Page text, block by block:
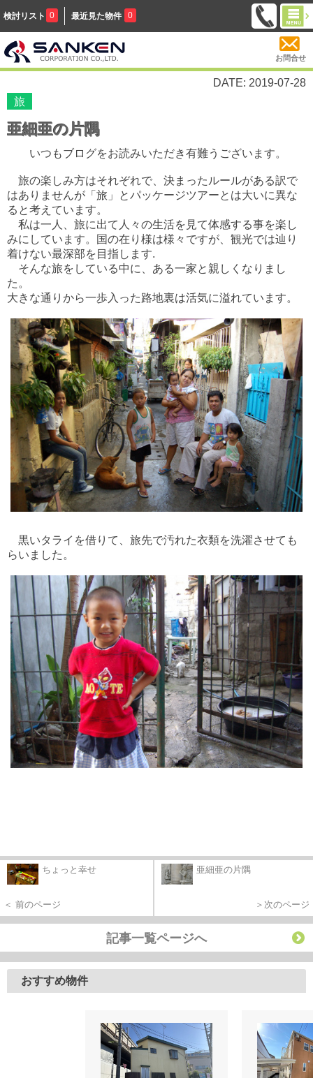
検討リスト 0 最近見た物件 0
お問合せ
DATE: 2019-07-28
旅
亜細亜の片隅
いつもブログをお読みいただき有難うございます。
旅の楽しみ方はそれぞれで、決まったルールがある訳で
はありませんが「旅」とパッケージツアーとは大いに異な
ると考えています。
私は一人、旅に出て人々の生活を見て体感する事を楽し
みにしています。国の在り様は様々ですが、観光では辿り
着けない最深部を目指します.
そんな旅をしている中に、ある一家と親しくなりまし
た。
大きな通りから一歩入った路地裏は活気に溢れています。
黒いタライを借りて、旅先で汚れた衣類を洗濯させても
らいま した。
ちょっと幸せ
＜ 前のページ
亜細亜の片隅
＞次のページ
記事一覧ページへ
おすすめ物件